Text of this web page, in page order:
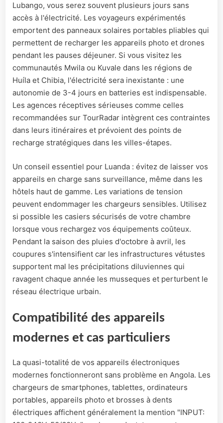
Lubango, vous serez souvent plusieurs jours sans
accès à l'électricité. Les voyageurs expérimentés
emportent des panneaux solaires portables pliables qui
permettent de recharger les appareils photo et drones
pendant les pauses déjeuner. Si vous visitez les
communautés Mwila ou Kuvale dans les régions de
Huíla et Chibia, l'électricité sera inexistante : une
autonomie de 3-4 jours en batteries est indispensable.
Les agences réceptives sérieuses comme celles
recommandées sur TourRadar intègrent ces contraintes
dans leurs itinéraires et prévoient des points de
recharge stratégiques dans les villes-étapes.
Un conseil essentiel pour Luanda : évitez de laisser vos
appareils en charge sans surveillance, même dans les
hôtels haut de gamme. Les variations de tension
peuvent endommager les chargeurs sensibles. Utilisez
si possible les casiers sécurisés de votre chambre
lorsque vous rechargez vos équipements coûteux.
Pendant la saison des pluies d'octobre à avril, les
coupures s'intensifient car les infrastructures vétustes
supportent mal les précipitations diluviennes qui
ravagent chaque année les musseques et perturbent le
réseau électrique urbain.
Compatibilité des appareils
modernes et cas particuliers
La quasi-totalité de vos appareils électroniques
modernes fonctionneront sans problème en Angola. Les
chargeurs de smartphones, tablettes, ordinateurs
portables, appareils photo et brosses à dents
électriques affichent généralement la mention "INPUT: